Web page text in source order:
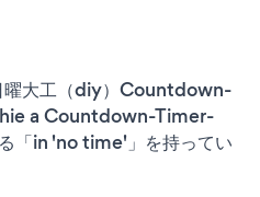
曜大工（diy）Countdown-
a Countdown-Timer-
「in 'no time'」を持ってい